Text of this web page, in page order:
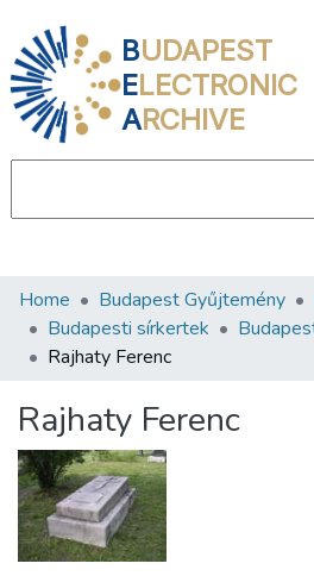
BUDAPEST
ELECTRONIC
ARCHIVE
Communities & Collections
All of DSpace
About us
Home Budapest Gyűjtemény
Budapesti sírkertek
Rajhaty Ferenc
Rajhaty Ferenc